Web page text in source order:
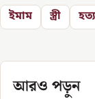
ইমাম স্ত্রী
আরও পড়ুন